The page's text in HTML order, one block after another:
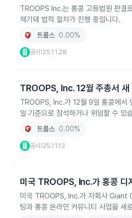
TROOPS Inc.는 홍콩 고등법원 판
제기돼 법적 절차가 진행 중입니다.
트룹스 0.00%
공시 25.11.28
TROOPS, Inc. 12월 주총서 새
TROOPS, Inc.가 12월 9일 홍콩에서
일 기준으로 참석하거나 위임할 수 있
트룹스 0.00%
공시 25.11.12
미국 TROOPS, Inc.가 홍콩 디
미국 TROOPS, Inc.가 자회사
팅과 홍콩 온라인 커뮤니티 사업을 새